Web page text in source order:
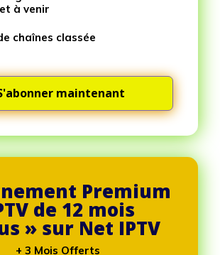
à venir
chaînes classée
maintenant
Premium
de 12 mois
» sur Net IPTV
+ 3 Mois Offerts